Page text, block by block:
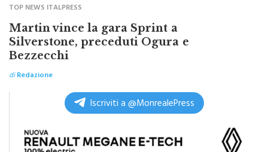
Martin vince la gara Sprint a
Silverstone, preceduti Ogura e
Bezzecchi
diRedazione
Iscriviti a @MonrealePress